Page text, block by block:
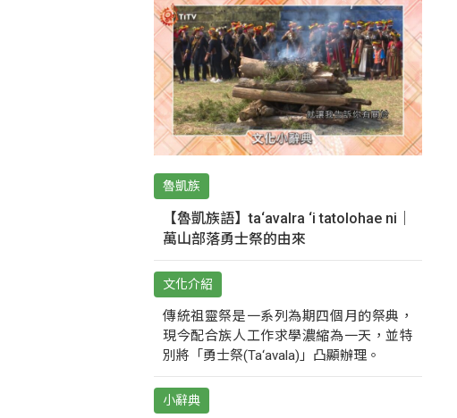
魯凱族
【魯凱族語】ta‘avalra ‘i tatolohae ni｜
萬山部落勇士祭的由來
文化介紹
傳統祖靈祭是一系列為期四個月的祭典，
現今配合族人工作求學濃縮為一天，並特
別將「勇士祭(Ta‘avala)」凸顯辦理。
小辭典